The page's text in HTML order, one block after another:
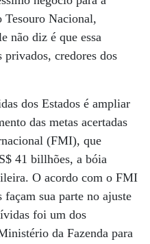
Nacional,
não diz é que essa
credores dos
dos Estados é ampliar
das metas acertadas
(FMI), que
41 billhões, a bóia
O acordo com o FMI
façam sua parte no ajuste
foi um dos
da Fazenda para